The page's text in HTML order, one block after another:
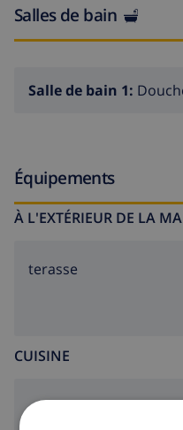
saison.
Salles de bain
Salle de bain 1:
Équipements
À L'EXTÉRIEUR DE LA
terasse
CUISINE
cuisinière à 4 feux